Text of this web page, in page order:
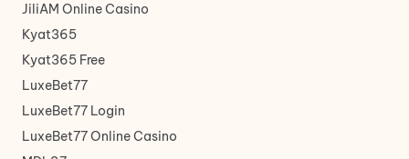
JiliAM Online Casino
Kyat365
Kyat365 Free
LuxeBet77
LuxeBet77 Login
LuxeBet77 Online Casino